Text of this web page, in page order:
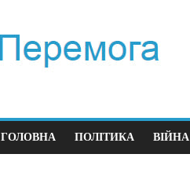
ГОЛОВНА ПОЛІТИКА ВІЙНА